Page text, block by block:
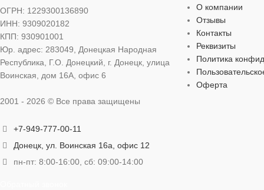
Победитовая напайка
ТИП ХВОСТОВИКА
РАБОЧАЯ ДЛИНА
ТИП ИНСТРУМЕНТА Перфоратор
Победитовая
ТИП
ТИП
ОГРН: 1229300136890
ИНН: 9309020182
КПП: 930901001
Юр. адрес: 283049, Донецкая Народная
Республика, Г.О. Донецкий, г. Донецк, улица
Воинская, дом 16А, офис 6
2001 - 2026 © Все права защищены
+7-949-777-00-11
Донецк, ул. Воинская 16а, офис 12
пн-пт: 8:00-16:00, сб: 09:00-14:00
О компании
Отзывы
Контакты
Реквизиты
Политика
Оферта